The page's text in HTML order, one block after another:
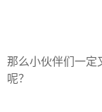
那么小伙伴们一定
呢？